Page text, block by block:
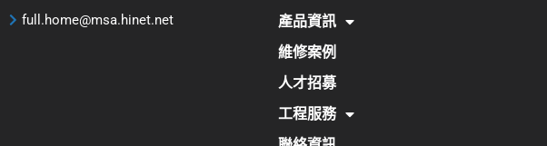
full.home@msa.hinet.net
產品資訊
維修案例
人才招募
工程服務